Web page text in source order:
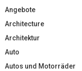
Angebote
Architecture
Architektur
Auto
Autos und Motorräder